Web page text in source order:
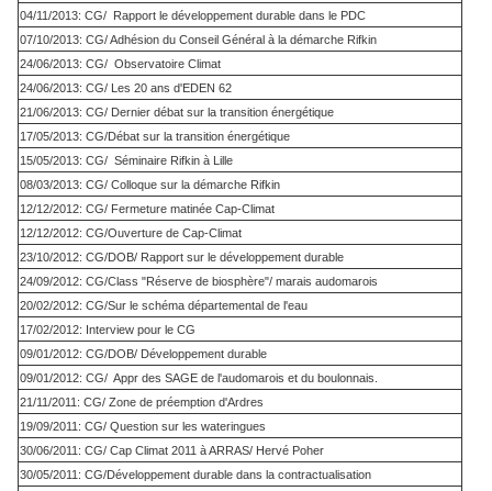
04/11/2013: CG/ Rapport le développement durable dans le PDC
07/10/2013: CG/ Adhésion du Conseil Général à la démarche Rifkin
24/06/2013: CG/ Observatoire Climat
24/06/2013: CG/ Les 20 ans d'EDEN 62
21/06/2013: CG/ Dernier débat sur la transition énergétique
17/05/2013: CG/Débat sur la transition énergétique
15/05/2013: CG/ Séminaire Rifkin à Lille
08/03/2013: CG/ Colloque sur la démarche Rifkin
12/12/2012: CG/ Fermeture matinée Cap-Climat
12/12/2012: CG/Ouverture de Cap-Climat
23/10/2012: CG/DOB/ Rapport sur le développement durable
24/09/2012: CG/Class "Réserve de biosphère"/ marais audomarois
20/02/2012: CG/Sur le schéma départemental de l'eau
17/02/2012: Interview pour le CG
09/01/2012: CG/DOB/ Développement durable
09/01/2012: CG/ Appr des SAGE de l'audomarois et du boulonnais.
21/11/2011: CG/ Zone de préemption d'Ardres
19/09/2011: CG/ Question sur les wateringues
30/06/2011: CG/ Cap Climat 2011 à ARRAS/ Hervé Poher
30/05/2011: CG/Développement durable dans la contractualisation